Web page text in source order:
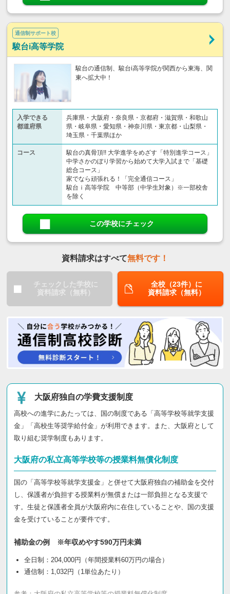
通信制サポート校
駿台i高等学院
駿台の通信制、駿台i高等学院が関西から東海、関
東へ拡大中！
入学できる
都道府県
兵庫県・大阪府・奈良県・京都府・滋賀県・和歌山
県・岐阜県・愛知県・神奈川県・東京都・山梨県・
埼玉県・千葉県ほか
コース
駿台の真骨頂!! 大学進学をめざす「特別進学コース」
中学さかのぼり学習から始めて大学入試まで「基礎
総合コース」
家でなら頑張れる！「完全通信コース」
駿台ｉ高等学院 中等部（中学生対象）※一部校舎
を除く
この学校にチェック
資料請求はすべて無料です！
チェックした学校に
資料請求（無料）
全校（23件）に
資料請求（無料）
大阪府独自の学費支援制度
高校への進学にあたっては、国の制度である「高等学校等就学支援
金」「高校生等奨学給付金」が利用できます。また、大阪府として
取り組む奨学制度もあります。
大阪府の私立高等学校等の授業料無償化制度
国の「高等学校等就学支援金」と併せて大阪府独自の補助金を交付
し、保護者が負担する授業料が無償または一部負担となる支援で
す。生徒と保護者全員が大阪府内に在住していることや、国の支援
金を受けていることが要件です。
補助金の例 ※年収めやす590万円未満
全日制：204,000円（年間授業料60万円の場合）
通信制：1,032円（1単位あたり）